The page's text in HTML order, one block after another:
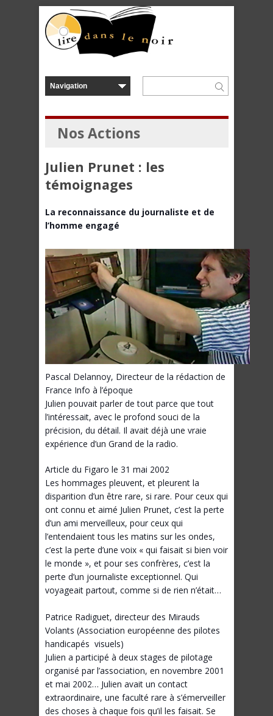
Nos Actions
Julien Prunet : les
témoignages
La reconnaissance du journaliste et de
l’homme engagé
Pascal Delannoy, Directeur de la rédaction de
France Info à l’époque
Julien pouvait parler de tout parce que tout
l’intéressait, avec le profond souci de la
précision, du détail. Il avait déjà une vraie
expérience d’un Grand de la radio.
Article du Figaro le 31 mai 2002
Les hommages pleuvent, et pleurent la
disparition d’un être rare, si rare. Pour ceux qui
ont connu et aimé Julien Prunet, c’est la perte
d’un ami merveilleux, pour ceux qui
l’entendaient tous les matins sur les ondes,
c’est la perte d’une voix « qui faisait si bien voir
le monde », et pour ses confrères, c’est la
perte d’un journaliste exceptionnel. Qui
voyageait partout, comme si de rien n’était…
Patrice Radiguet, directeur des Mirauds
Volants (Association européenne des pilotes
handicapés visuels)
Julien a participé à deux stages de pilotage
organisé par l’association, en novembre 2001
et mai 2002… Julien avait un contact
extraordinaire, une faculté rare à s’émerveiller
des choses à chaque fois qu’il les faisait. Se